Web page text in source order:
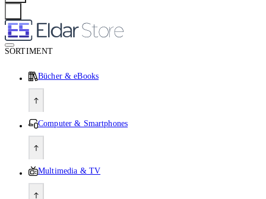
SORTIMENT
Bücher & eBooks
Computer & Smartphones
Multimedia & TV